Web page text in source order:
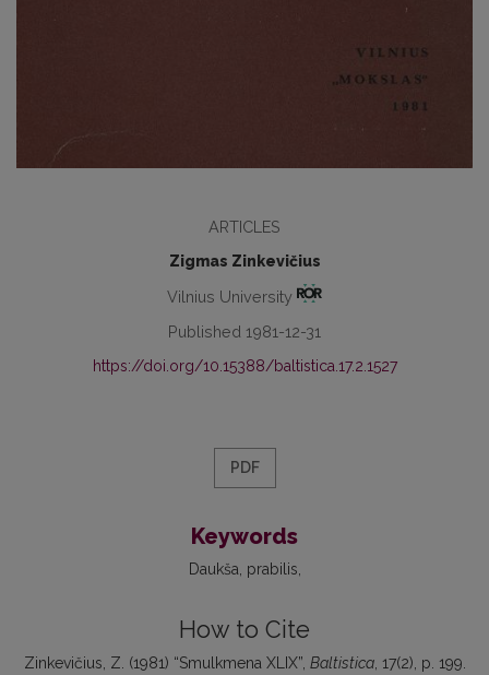
ARTICLES
Zigmas Zinkevičius
Vilnius University
Published 1981-12-31
https://doi.org/10.15388/baltistica.17.2.1527
PDF
Keywords
Daukša prabilis
How to Cite
Zinkevičius, Z. (1981) “Smulkmena XLIX”, Baltistica, 17(2), p. 199.